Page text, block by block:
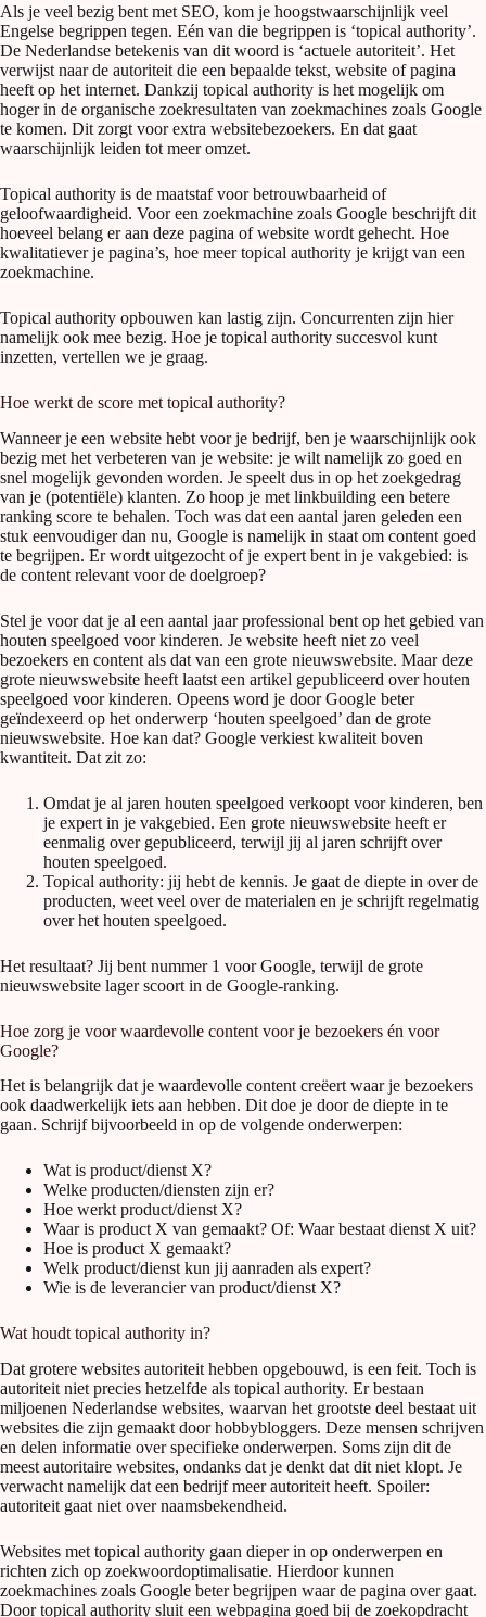
Als je veel bezig bent met SEO, kom je hoogstwaarschijnlijk veel
Engelse begrippen tegen. Eén van die begrippen is ‘topical authority’.
De Nederlandse betekenis van dit woord is ‘actuele autoriteit’. Het
verwijst naar de autoriteit die een bepaalde tekst, website of pagina
heeft op het internet. Dankzij topical authority is het mogelijk om
hoger in de organische zoekresultaten van zoekmachines zoals Google
te komen. Dit zorgt voor extra websitebezoekers. En dat gaat
waarschijnlijk leiden tot meer omzet.
Topical authority is de maatstaf voor betrouwbaarheid of
geloofwaardigheid. Voor een zoekmachine zoals Google beschrijft dit
hoeveel belang er aan deze pagina of website wordt gehecht. Hoe
kwalitatiever je pagina’s, hoe meer topical authority je krijgt van een
zoekmachine.
Topical authority opbouwen kan lastig zijn. Concurrenten zijn hier
namelijk ook mee bezig. Hoe je topical authority succesvol kunt
inzetten, vertellen we je graag.
Hoe werkt de score met topical authority?
Wanneer je een website hebt voor je bedrijf, ben je waarschijnlijk ook
bezig met het verbeteren van je website: je wilt namelijk zo goed en
snel mogelijk gevonden worden. Je speelt dus in op het zoekgedrag
van je (potentiële) klanten. Zo hoop je met linkbuilding een betere
ranking score te behalen. Toch was dat een aantal jaren geleden een
stuk eenvoudiger dan nu, Google is namelijk in staat om content goed
te begrijpen. Er wordt uitgezocht of je expert bent in je vakgebied: is
de content relevant voor de doelgroep?
Stel je voor dat je al een aantal jaar professional bent op het gebied van
houten speelgoed voor kinderen. Je website heeft niet zo veel
bezoekers en content als dat van een grote nieuwswebsite. Maar deze
grote nieuwswebsite heeft laatst een artikel gepubliceerd over houten
speelgoed voor kinderen. Opeens word je door Google beter
geïndexeerd op het onderwerp ‘houten speelgoed’ dan de grote
nieuwswebsite. Hoe kan dat? Google verkiest kwaliteit boven
kwantiteit. Dat zit zo:
Omdat je al jaren houten speelgoed verkoopt voor kinderen, ben
je expert in je vakgebied. Een grote nieuwswebsite heeft er
eenmalig over gepubliceerd, terwijl jij al jaren schrijft over
houten speelgoed.
Topical authority: jij hebt de kennis. Je gaat de diepte in over de
producten, weet veel over de materialen en je schrijft regelmatig
over het houten speelgoed.
Het resultaat? Jij bent nummer 1 voor Google, terwijl de grote
nieuwswebsite lager scoort in de Google-ranking.
Hoe zorg je voor waardevolle content voor je bezoekers én voor
Google?
Het is belangrijk dat je waardevolle content creëert waar je bezoekers
ook daadwerkelijk iets aan hebben. Dit doe je door de diepte in te
gaan. Schrijf bijvoorbeeld in op de volgende onderwerpen:
Wat is product/dienst X?
Welke producten/diensten zijn er?
Hoe werkt product/dienst X?
Waar is product X van gemaakt? Of: Waar bestaat dienst X uit?
Hoe is product X gemaakt?
Welk product/dienst kun jij aanraden als expert?
Wie is de leverancier van product/dienst X?
Wat houdt topical authority in?
Dat grotere websites autoriteit hebben opgebouwd, is een feit. Toch is
autoriteit niet precies hetzelfde als topical authority. Er bestaan
miljoenen Nederlandse websites, waarvan het grootste deel bestaat uit
websites die zijn gemaakt door hobbybloggers. Deze mensen schrijven
en delen informatie over specifieke onderwerpen. Soms zijn dit de
meest autoritaire websites, ondanks dat je denkt dat dit niet klopt. Je
verwacht namelijk dat een bedrijf meer autoriteit heeft. Spoiler:
autoriteit gaat niet over naamsbekendheid.
Websites met topical authority gaan dieper in op onderwerpen en
richten zich op zoekwoordoptimalisatie. Hierdoor kunnen
zoekmachines zoals Google beter begrijpen waar de pagina over gaat.
Door topical authority sluit een webpagina goed bij de zoekopdracht